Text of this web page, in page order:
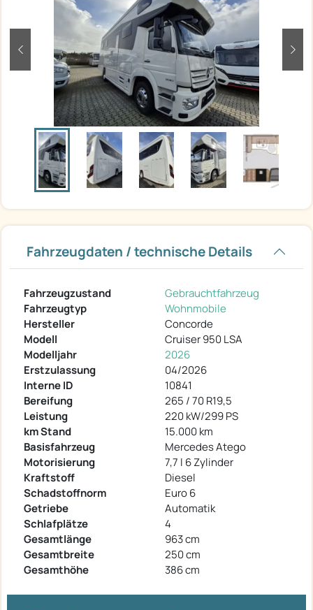
zurück
Fahrzeugdaten / technische Details
Fahrzeugzustand
Gebrauchtfahrzeug
Fahrzeugtyp
Wohnmobile
Hersteller
Concorde
Modell
Cruiser 950 LSA
Modelljahr
2026
Erstzulassung
04/2026
Interne ID
10841
Bereifung
265 / 70 R19,5
Leistung
220 kW/299 PS
km Stand
15.000 km
Basisfahrzeug
Mercedes Atego
Motorisierung
7,7 l 6 Zylinder
Kraftstoff
Diesel
Schadstoffnorm
Euro 6
Getriebe
Automatik
Schlafplätze
4
Gesamtlänge
963 cm
Gesamtbreite
250 cm
Gesamthöhe
386 cm